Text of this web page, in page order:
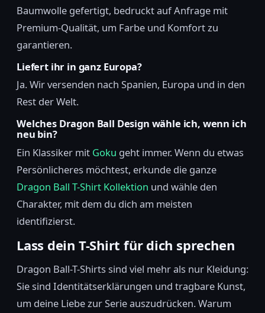
Baumwolle gefertigt, bedruckt auf Anfrage mit
Premium-Qualität, um Farbe und Komfort zu
garantieren.
Liefert ihr in ganz Europa?
Ja. Wir versenden nach Spanien, Europa und in den
Rest der Welt.
Welches Dragon Ball Design wähle ich, wenn ich
neu bin?
Ein Klassiker mit Goku geht immer. Wenn du etwas
Persönlicheres möchtest, erkunde die ganze
Dragon Ball T-Shirt Kollektion und wähle den
Charakter, mit dem du dich am meisten
identifizierst.
Lass dein T-Shirt für dich sprechen
Dragon Ball-T-Shirts sind viel mehr als nur Kleidung:
Sie sind Identitätserklärungen und tragbare Kunst,
um deine Liebe zur Serie auszudrücken. Warum